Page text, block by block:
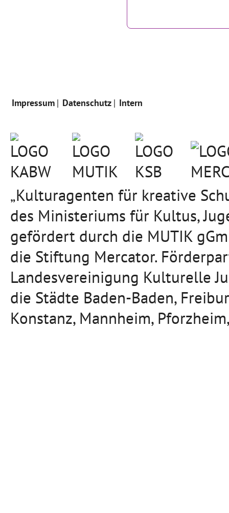
Impressum Datenschutz Intern
„Kulturagenten für kreative
des Ministeriums für Kultus,
gefördert durch die MUTIK
die Stiftung Mercator.
Landesvereinigung Kulturelle
die Städte Baden-Baden,
Konstanz, Mannheim,